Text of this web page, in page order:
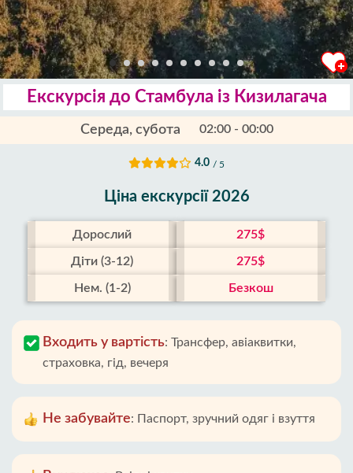
Екскурсія до Стамбула із Кизилагача
Середа, субота 02:00 - 00:00
4.0 / 5
Ціна екскурсії 2026
Дорослий 275$
Діти (3-12) 275$
Нем. (1-2) Безкош
Входить у вартість: Трансфер, авіаквитки,
страховка, гід, вечеря
Не забувайте: Паспорт, зручний одяг і взуття